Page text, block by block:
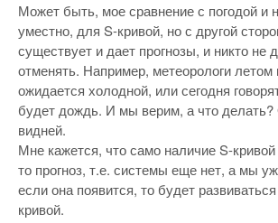
Может быть, мое сравнение с погодой и
уместно, для S-кривой, но с другой
существует и дает прогнозы, и никто не
отменять. Например, метеорологи летом
ожидается холодной, или сегодня
будет дождь. И мы верим, а что
видней.
Мне кажется, что само наличие S-
то прогноз, т.е. системы еще нет, а мы
если она появится, то будет
кривой.